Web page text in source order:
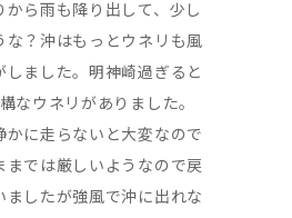
から雨も降り出して、少し
な？沖はもっとウネリも風
しました。明神崎過ぎると
なウネリがありました。
かに走らないと大変なので
までは厳しいようなので戻
ましたが強風で沖に出れな